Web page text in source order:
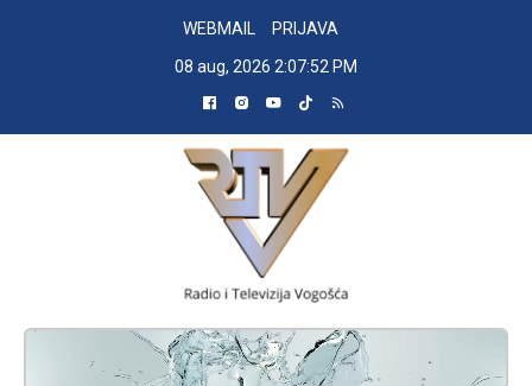
WEBMAIL
PRIJAVA
08 aug, 2026 2:07:53 PM
RADIO TELEVIZIJA VOGOŠĆA